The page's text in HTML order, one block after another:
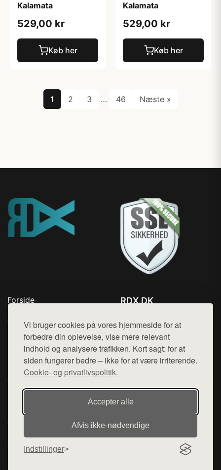
Vi bruger cookies på vores hjemmeside for at
forbedre din oplevelse, vise mere relevant
indhold og analysere trafikken. Kort sagt: for at
siden fungerer bedre – ikke for at være irriterende.
Cookie- og privatlivspolitik.
Accepter alle
Afvis ikke‑nødvendige
Indstillinger
Kalamata
529,00 kr
Køb her
Kalamata
529,00 kr
Køb her
1 2 3 … 46 Næste »
Forside
Top Rabatter
Blog
Kontakt
RDX.DK
Mail: hej@want.dk
Cookie- og privatlivspolitik
Denne side er en del af want.dk, der udgiver en række
hjemmesider med præsentation af forskellige produkter fra
diverse webshops. Der sælges ikke varer fra denne side - vi
varerne på lager.